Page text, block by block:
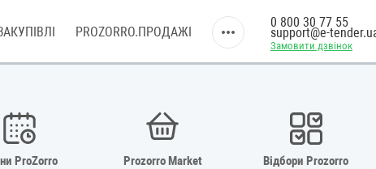
PROZORRO.ПРОДАЖІ
Замовити дзвінок
0 800 30 77 55
support@e-
ProZorro Prozorro Market Відбори Prozorro